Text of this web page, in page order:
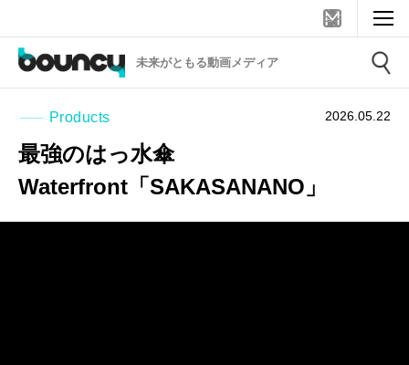
未来がともる動画メディア
Products 2026.05.22
最強のはっ水傘
Waterfront「SAKASANANO」